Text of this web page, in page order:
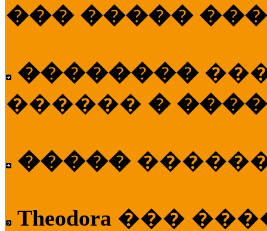
��� �����
��������
������ �
�����
Theodora ���